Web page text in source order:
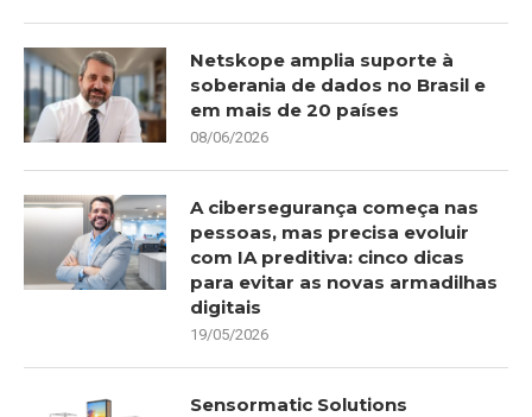
Netskope amplia suporte à
soberania de dados no Brasil e
em mais de 20 países
08/06/2026
A cibersegurança começa nas
pessoas, mas precisa evoluir
com IA preditiva: cinco dicas
para evitar as novas armadilhas
digitais
19/05/2026
Sensormatic Solutions